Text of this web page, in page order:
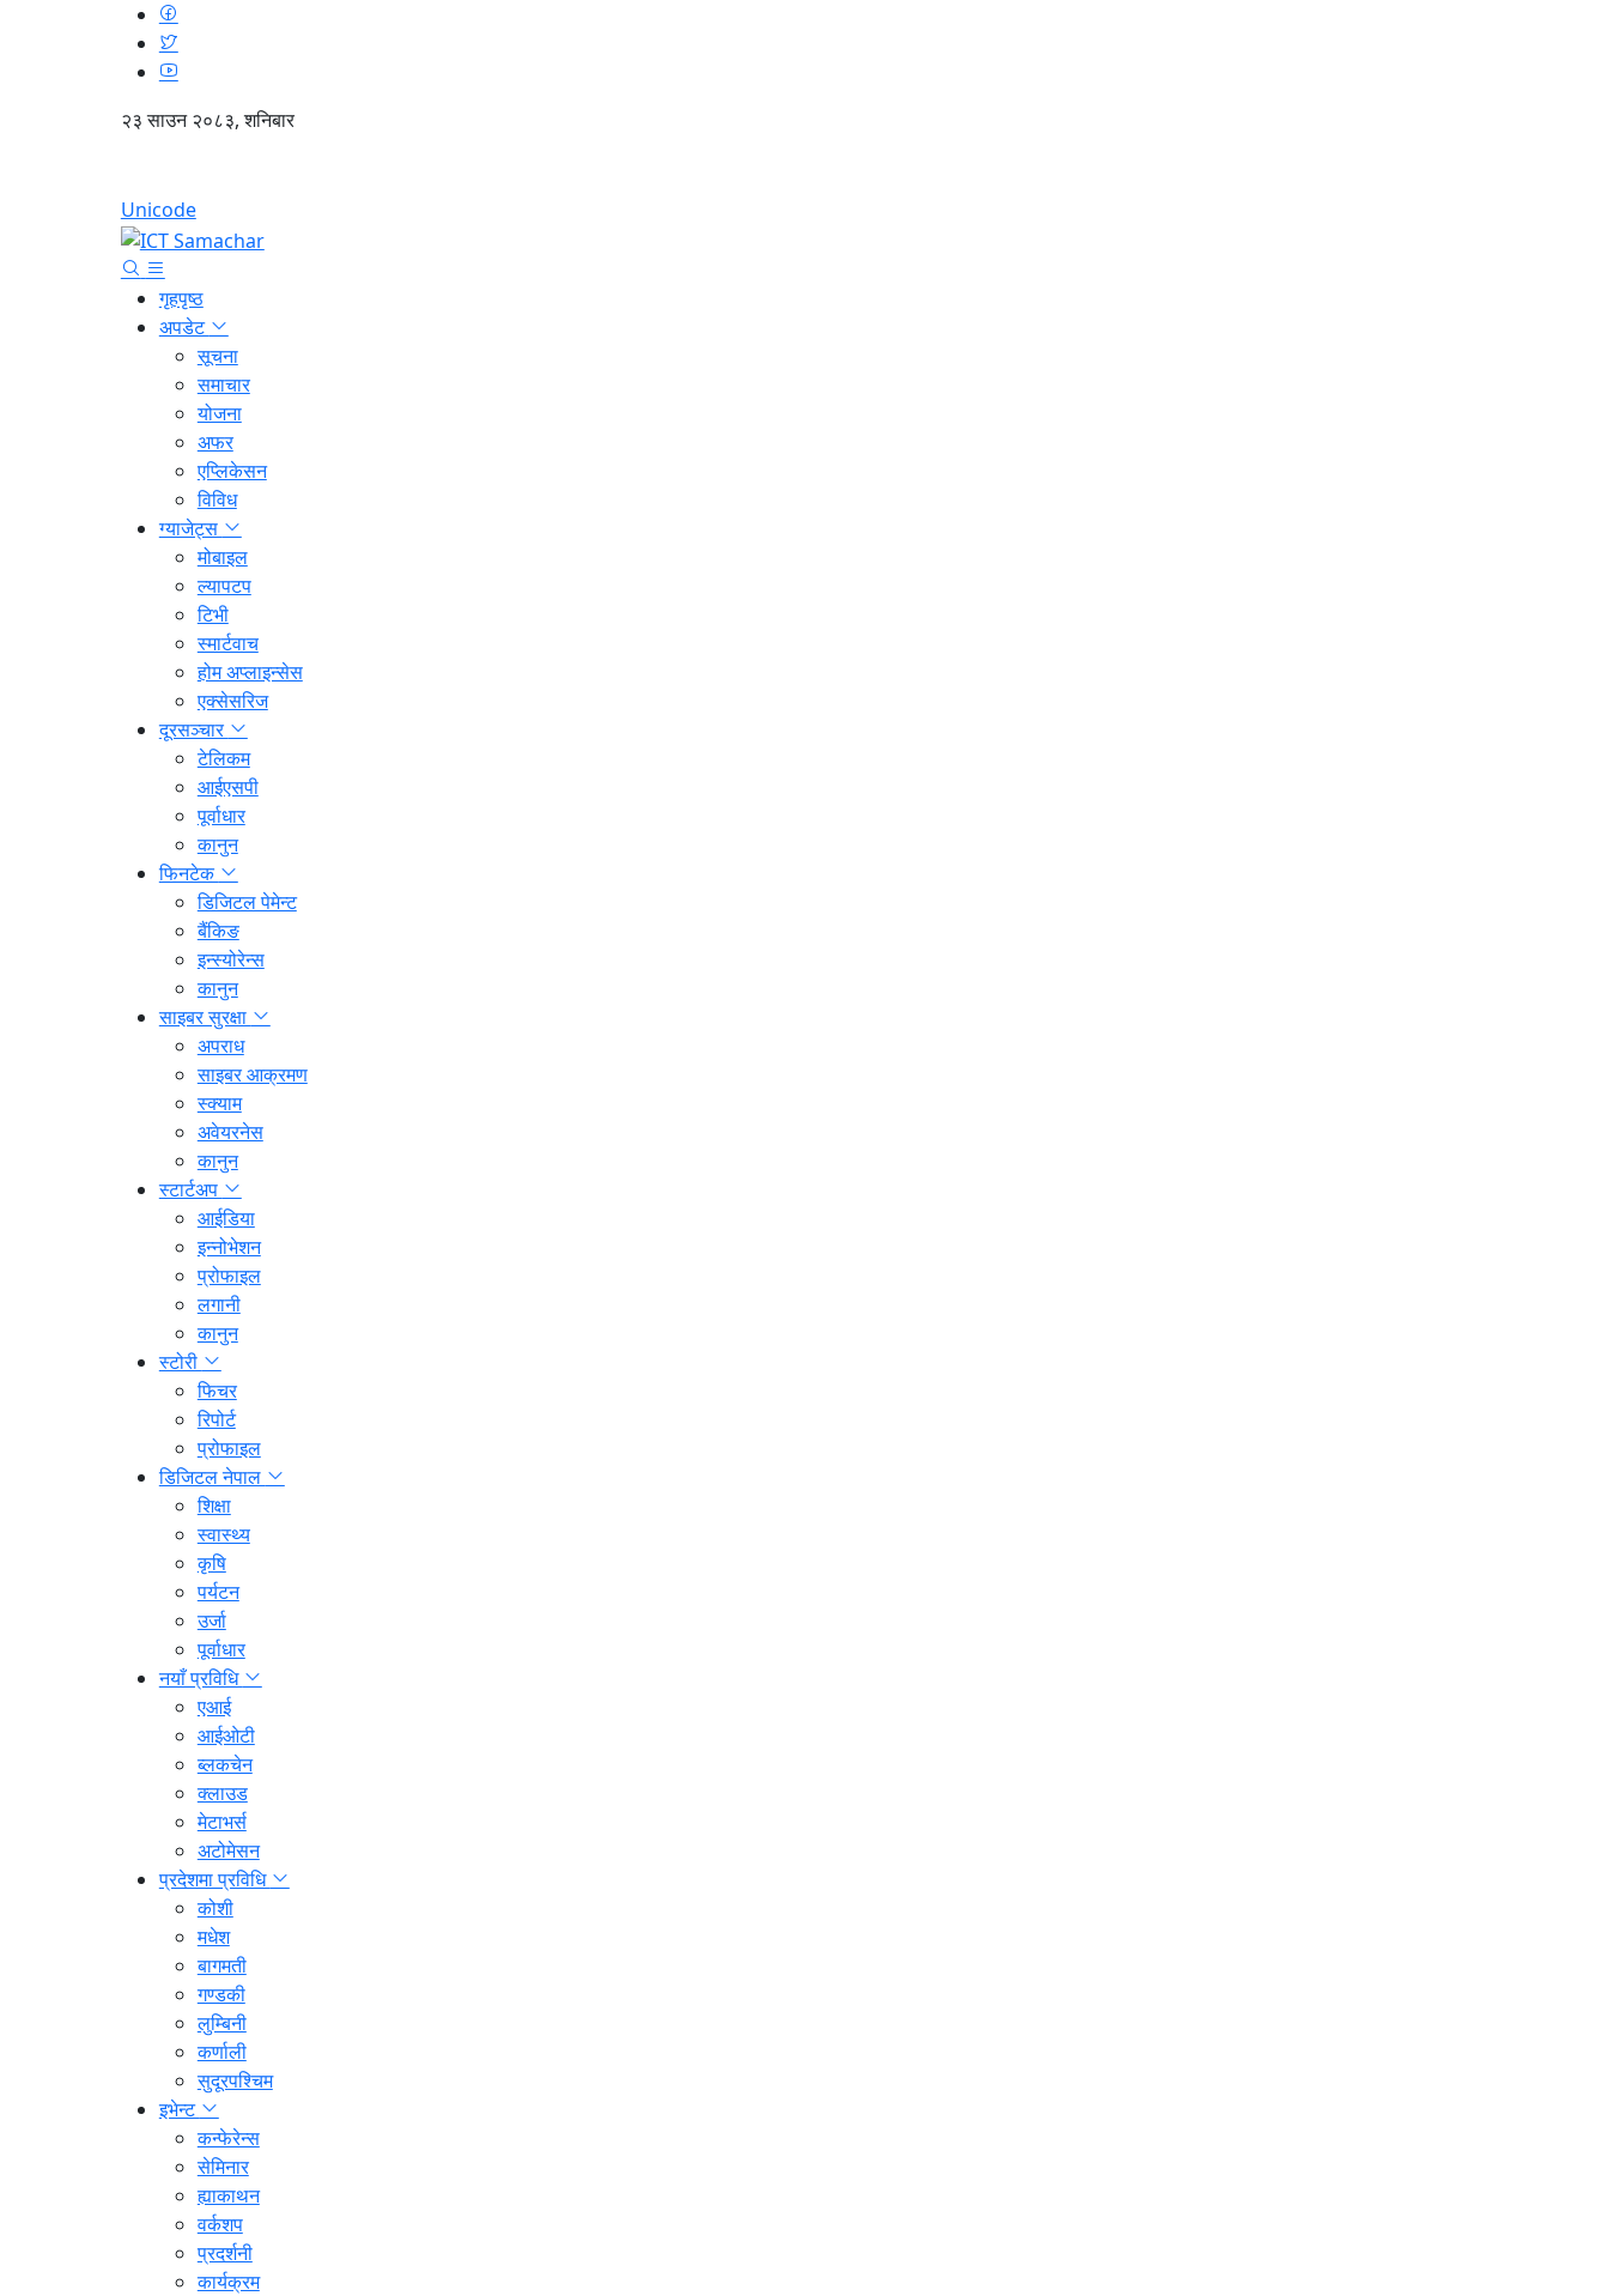
२३ साउन २०८३, शनिबार
Unicode
गृहपृष्ठ
अपडेट
सूचना
समाचार
योजना
अफर
एप्लिकेसन
विविध
ग्याजेट्स
मोबाइल
ल्यापटप
टिभी
स्मार्टवाच
होम अप्लाइन्सेस
एक्सेसरिज
दूरसञ्चार
टेलिकम
आईएसपी
पूर्वाधार
कानुन
फिनटेक
डिजिटल पेमेन्ट
बैंकिङ
इन्स्योरेन्स
कानुन
साइबर सुरक्षा
अपराध
साइबर आक्रमण
स्क्याम
अवेयरनेस
कानुन
स्टार्टअप
आईडिया
इन्नोभेशन
प्रोफाइल
लगानी
कानुन
स्टोरी
फिचर
रिपोर्ट
प्रोफाइल
डिजिटल नेपाल
शिक्षा
स्वास्थ्य
कृषि
पर्यटन
उर्जा
पूर्वाधार
नयाँ प्रविधि
एआई
आईओटी
ब्लकचेन
क्लाउड
मेटाभर्स
अटोमेसन
प्रदेशमा प्रविधि
कोशी
मधेश
बागमती
गण्डकी
लुम्बिनी
कर्णाली
सुदूरपश्चिम
इभेन्ट
कन्फेरेन्स
सेमिनार
ह्याकाथन
वर्कशप
प्रदर्शनी
कार्यक्रम